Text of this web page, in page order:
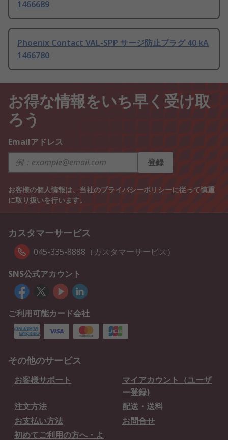
1466689
Phoenix Contact VAL-SPP サージ防止プラグ 40 kA
1466780
お得な情報をいち早く受け取
ろう
Emailアドレス
登録
お客様の個人情報は、当社のプライバシーポリシーに従って慎重
に取り扱いを行います。
カスタマーサービス
045-335-8888（カスタマーサービス）
SNS公式アカウント
ご利用可能カード会社
その他のサービス
お客様サポート
マイアカウント（ユーザ
ー登録)
注文方法
配送・送料
お支払い方法
お問合せ
初めてご利用の方へ・よ